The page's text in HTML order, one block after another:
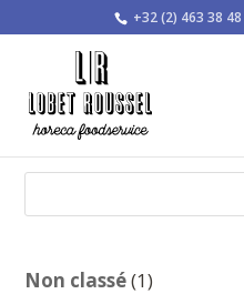
+32 (2) 463 38 48
Non classé 11